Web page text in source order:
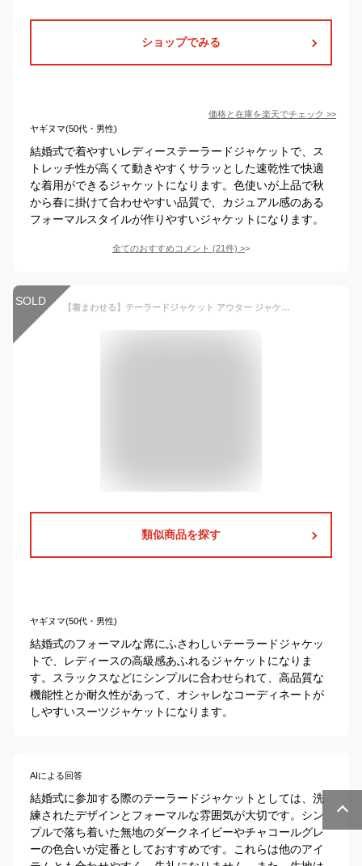
ショップでみる
価格と在庫を楽天でチェック >>
ヤギヌマ(50代・男性)
結婚式で着やすいレディーステーラードジャケットで、ス
トレッチ性が高くて動きやすくサラッとした速乾性で快適
な着用ができるジャケットになります。色使いが上品で秋
から春に掛けて合わせやすい品質で、カジュアル感のある
フォーマルスタイルが作りやすいジャケットになります。
全てのおすすめコメント (21件) >
SOLD 【着まわせる】テーラードジャケット アウター ジャケット 卒業式や卒園式・七五三やお宮参りにも使えるフォーマル対応ジャケット カジュアルアウター 入学式・卒業式・発表会・生日会・結婚式 母 ママ おしゃれ レディース 春服 春物 フォーマル 黒/ベージュ
類似商品を探す
ヤギヌマ(50代・男性)
結婚式のフォーマルな席にふさわしいテーラードジャケッ
トで、レディースの高級感あふれるジャケットになりま
す。スラックスなどにシンプルに合わせられて、高品質な
機能性とか耐久性があって、オシャレなコーディネートが
しやすいスーツジャケットになります。
AIによる回答
結婚式に参加する際のテーラードジャケットとしては、洗
練されたデザインとフォーマルな雰囲気が大切です。シン
プルで落ち着いた無地のダークネイビーやチャコールグレ
ーの色合いが定番としておすすめです。これらは他のアイ